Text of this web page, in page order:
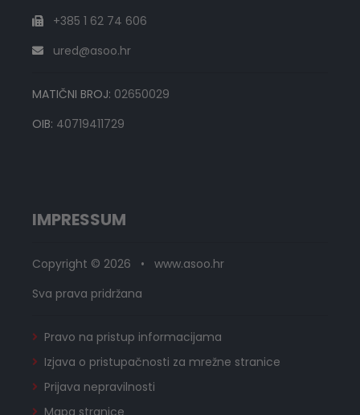
+385 1 62 74 606
ured@asoo.hr
MATIČNI BROJ: 02650029
OIB: 40719411729
IMPRESSUM
Copyright © 2026 • www.asoo.hr
Sva prava pridržana
Pravo na pristup informacijama
Izjava o pristupačnosti za mrežne stranice
Prijava nepravilnosti
Mapa stranice